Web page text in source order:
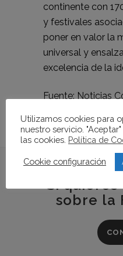
continente con
y festivales
poner en valor la
universal y
excelencia de la
Fuente: Noticias
Si quieres
sobre la
Utilizamos cookies para
nuestro servicio.
las cookies. Política de
Cookie configuración